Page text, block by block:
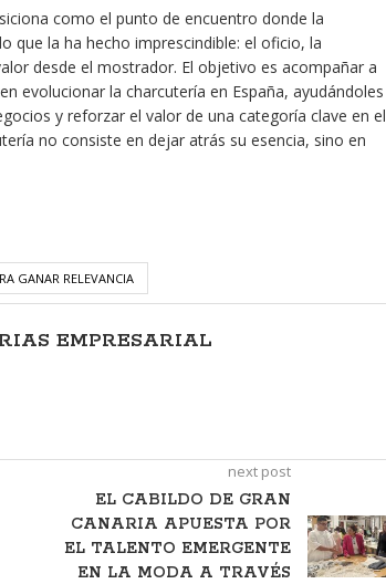
como el punto de encuentro donde la
que la ha hecho imprescindible: el oficio, la
desde el mostrador. El objetivo es acompañar a
evolucionar la charcutería en España, ayudándoles
y reforzar el valor de una categoría clave en el
no consiste en dejar atrás su esencia, sino en
GANAR RELEVANCIA
EMPRESARIAL
next post
EL CABILDO DE GRAN
CANARIA APUESTA POR
EL TALENTO EMERGENTE
EN LA MODA A TRAVÉS